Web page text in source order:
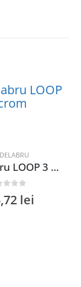
Candelabru LOOP 3 crom
lei